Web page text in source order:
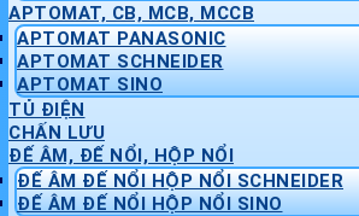
APTOMAT, CB, MCB, MCCB
APTOMAT PANASONIC
APTOMAT SCHNEIDER
APTOMAT SINO
TỦ ĐIỆN
CHẤN LƯU
ĐẾ ÂM, ĐẾ NỔI, HỘP NỔI
ĐẾ ÂM ĐẾ NỔI HỘP NỔI SCHNEIDER
ĐẾ ÂM ĐẾ NỔI HỘP NỔI SINO